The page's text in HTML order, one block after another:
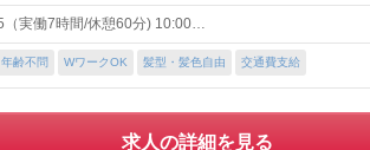
（実働7時間/休憩60分) 10:00…
年齢不問 WワークOK 髪型・髪色自由 交通費支給
求人の詳細を見る